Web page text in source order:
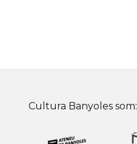
Cultura Banyoles som: